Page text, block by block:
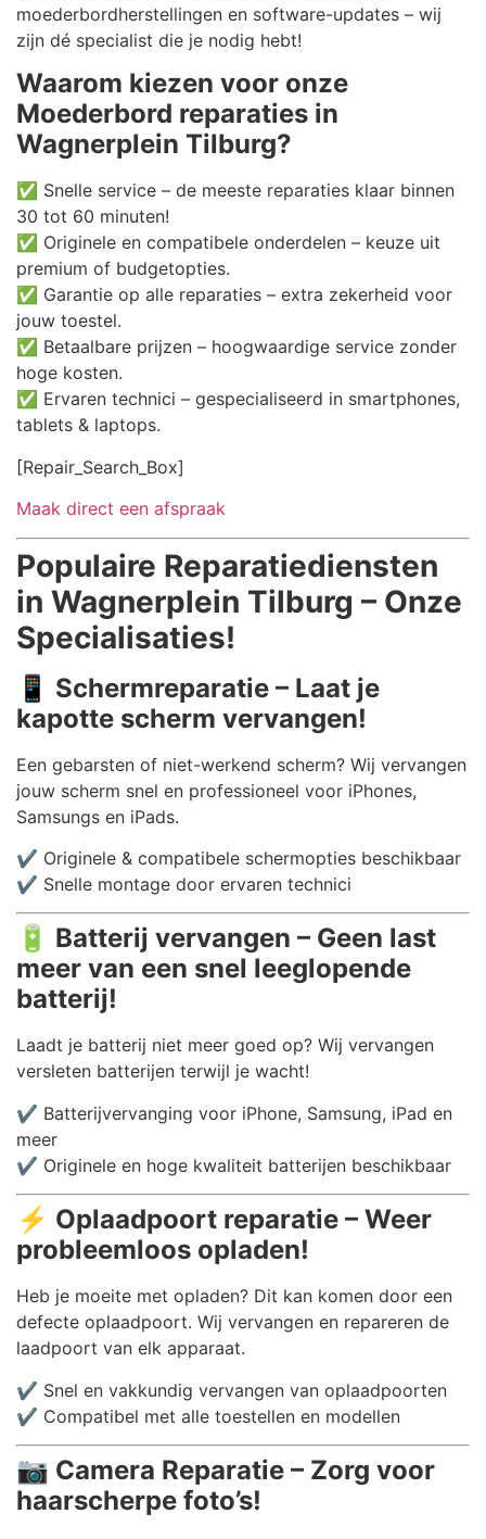
moederbordherstellingen en software-updates – wij
zijn dé specialist die je nodig hebt!
Waarom kiezen voor onze
Moederbord reparaties in
Wagnerplein Tilburg?
✅ Snelle service – de meeste reparaties klaar binnen
30 tot 60 minuten!
✅ Originele en compatibele onderdelen – keuze uit
premium of budgetopties.
✅ Garantie op alle reparaties – extra zekerheid voor
jouw toestel.
✅ Betaalbare prijzen – hoogwaardige service zonder
hoge kosten.
✅ Ervaren technici – gespecialiseerd in smartphones,
tablets & laptops.
[Repair_Search_Box]
Maak direct een afspraak
Populaire Reparatiediensten
in Wagnerplein Tilburg – Onze
Specialisaties!
📱 Schermreparatie – Laat je
kapotte scherm vervangen!
Een gebarsten of niet-werkend scherm? Wij vervangen
jouw scherm snel en professioneel voor iPhones,
Samsungs en iPads.
✔️ Originele & compatibele schermopties beschikbaar
✔️ Snelle montage door ervaren technici
🔋 Batterij vervangen – Geen last
meer van een snel leeglopende
batterij!
Laadt je batterij niet meer goed op? Wij vervangen
versleten batterijen terwijl je wacht!
✔️ Batterijvervanging voor iPhone, Samsung, iPad en
meer
✔️ Originele en hoge kwaliteit batterijen beschikbaar
⚡ Oplaadpoort reparatie – Weer
probleemloos opladen!
Heb je moeite met opladen? Dit kan komen door een
defecte oplaadpoort. Wij vervangen en repareren de
laadpoort van elk apparaat.
✔️ Snel en vakkundig vervangen van oplaadpoorten
✔️ Compatibel met alle toestellen en modellen
📷 Camera Reparatie – Zorg voor
haarscherpe foto’s!